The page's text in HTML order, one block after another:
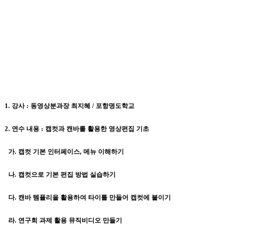
1. 강사 : 동영상분과장 최지혜 / 포항명도학교
2. 연수 내용 : 캡컷과 캔바를 활용한 영상편집 기초
가. 캡컷 기본 인터페이스, 메뉴 이해하기
나. 캡컷으로 기본 편집 방법 실습하기
다. 캔바 템플리을 활용하여 타이틀 만들어 캡컷에 붙이기
라. 연구회 과제 활용 뮤직비디오 만들기